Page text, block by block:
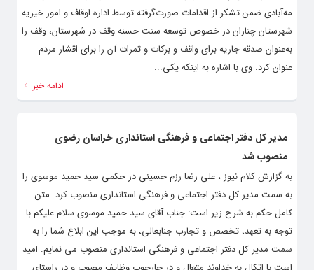
مه‌‌آبادی ضمن تشکر از اقدامات صورت‌گرفته توسط اداره اوقاف و امور خیریه
شهرستان چناران در خصوص توسعه سنت حسنه وقف در شهرستان، وقف را
به‌عنوان صدقه جاریه برای واقف و برکات و ثمرات آن را برای اقشار مردم
عنوان کرد. وی با اشاره به اینکه یکی...
ادامه خبر
مدیر کل دفتر اجتماعی و فرهنگی استانداری خراسان رضوی
منصوب شد
به گزارش کلام نیوز ، علی رضا رزم حسینی در حکمی سید حمید موسوی را
به سمت مدیر کل دفتر اجتماعی و فرهنگی استانداری منصوب کرد. متن
کامل حکم به شرح زیر است: جناب آقای سید حمید موسوی سلام علیکم با
توجه به تعهد، تخصص و تجارب جنابعالی، به موجب این ابلاغ شما را به
سمت مدیر کل دفتر اجتماعی و فرهنگی استانداری منصوب می نمایم. امید